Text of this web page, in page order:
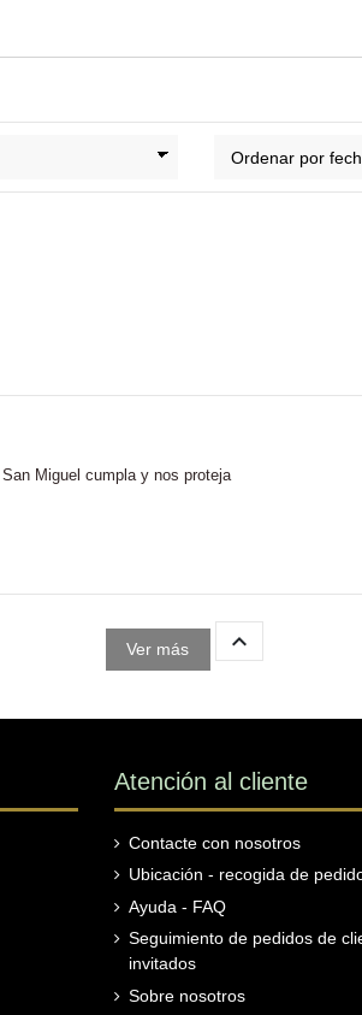
Miguel cumpla y nos proteja
Ver más 
Atención al cliente
Contacte con nosotros
Ubicación - recogida de
Ayuda - FAQ
Seguimiento de pedidos de
invitados
Sobre nosotros